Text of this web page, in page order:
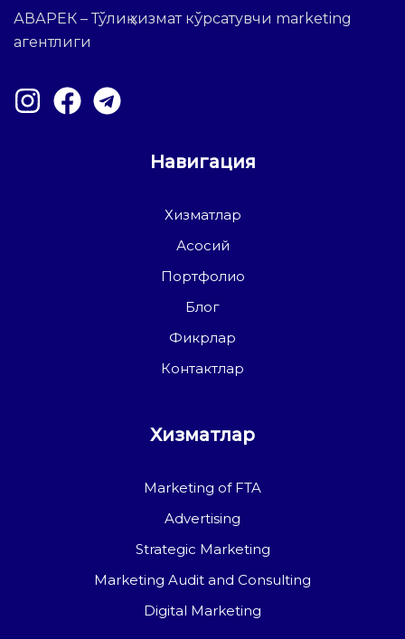
АВАРЕК – Тўлиқ хизмат кўрсатувчи marketing
агентлиги
Навигация
Хизматлар
Асосий
Портфолио
Блог
Фикрлар
Контактлар
Хизматлар
Marketing of FTA
Advertising
Strategic Marketing
Marketing Audit and Consulting
Digital Marketing